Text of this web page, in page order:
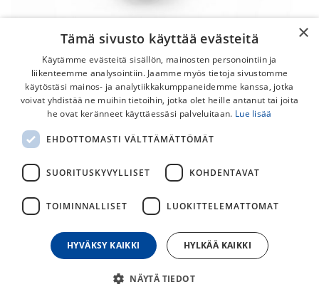
Orbea Nut M18 Derailleur Hanger X12
Road Mutteri
10,00
päivän alin hinta
×
Tämä sivusto käyttää evästeitä
Käytämme evästeitä sisällön, mainosten personointiin ja
liikenteemme analysointiin. Jaamme myös tietoja sivustomme
käytöstäsi mainos- ja analytiikkakumppaneidemme kanssa, jotka
voivat yhdistää ne muihin tietoihin, jotka olet heille antanut tai joita
he ovat keränneet käyttäessäsi palveluitaan. Lue lisää
EHDOTTOMASTI VÄLTTÄMÄTTÖMÄT
SUORITUSKYVYLLISET KOHDENTAVAT
TOIMINNALLISET LUOKITTELEMATTOMAT
HYVÄKSY KAIKKI HYLKÄÄ KAIKKI
NÄYTÄ TIEDOT